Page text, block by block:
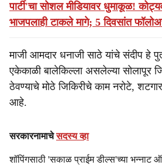
पार्टी'चा सोशल मीडियावर धुमाकूळ!
भाजपलाही टाकले मागे; 5 दिवसांत
माजी आमदार धनाजी साठे यांचे संदीप हे
एकेकाळी बालेकिल्ला असलेल्या सोलापूर
ठेवण्याचे मोठे जिकिरीचे काम नरोटे, शटगार
आहे.
सरकारनामाचेसदस्य व्हा
शॉपिंगसाठी 'सकाळ प्राईम डील्स'च्या भन्नाट